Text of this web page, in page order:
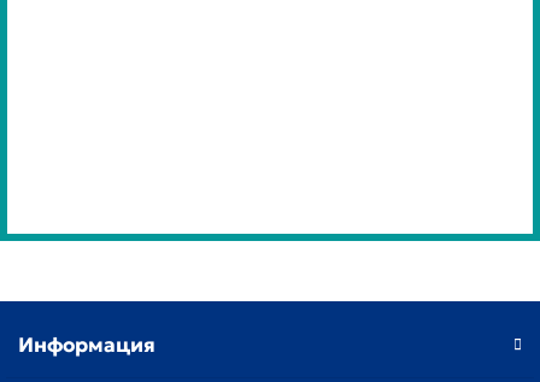
Информация